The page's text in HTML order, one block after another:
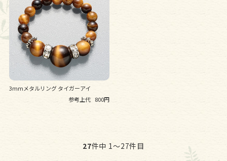
3mmメタルリング タイガーアイ
参考上代 800円
27件中 1〜27件目